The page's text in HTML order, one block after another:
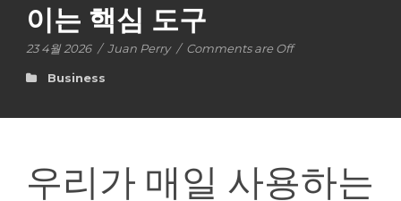
이는 핵심 도구
23 4월 2026 / Juan Perry / Comments are Off
Business
우리가 매일 사용하는